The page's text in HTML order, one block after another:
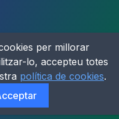
per millorar
lo, accepteu totes
política de cookies.